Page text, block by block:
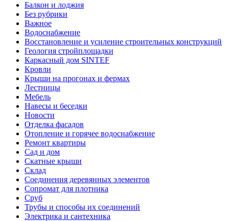
Балкон и лоджия
Без рубрики
Важное
Водоснабжение
Восстановление и усиление строительных конструкций
Геология стройплощадки
Каркасный дом SINTEF
Кровли
Крыши на прогонах и фермах
Лестницы
Мебель
Навесы и беседки
Новости
Отделка фасадов
Отопление и горячее водоснабжение
Ремонт квартиры
Сад и дом
Скатные крыши
Склад
Соединения деревянных элементов
Сопромат для плотника
Сруб
Трубы и способы их соединений
Электрика и сантехника